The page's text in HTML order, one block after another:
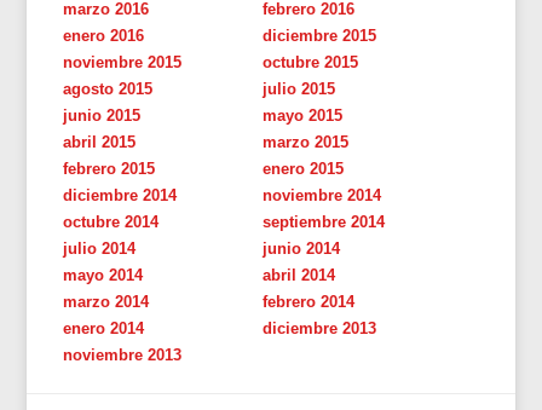
marzo 2016
febrero 2016
enero 2016
diciembre 2015
noviembre 2015
octubre 2015
agosto 2015
julio 2015
junio 2015
mayo 2015
abril 2015
marzo 2015
febrero 2015
enero 2015
diciembre 2014
noviembre 2014
octubre 2014
septiembre 2014
julio 2014
junio 2014
mayo 2014
abril 2014
marzo 2014
febrero 2014
enero 2014
diciembre 2013
noviembre 2013